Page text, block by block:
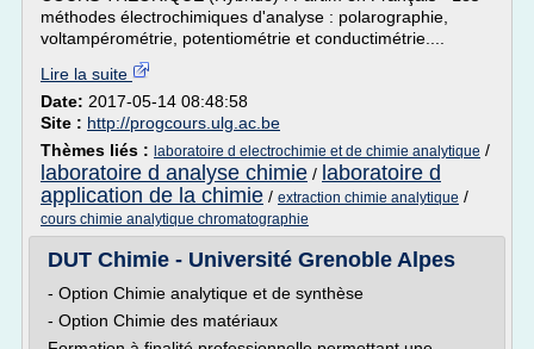
méthodes électrochimiques d'analyse : polarographie,
voltampérométrie, potentiométrie et conductimétrie....
Lire la suite
Date: 2017-05-14 08:48:58
Site : http://progcours.ulg.ac.be
Thèmes liés : laboratoire d electrochimie et de chimie analytique /
laboratoire d analyse chimie / laboratoire d
application de la chimie / extraction chimie analytique /
cours chimie analytique chromatographie
DUT Chimie - Université Grenoble Alpes
- Option Chimie analytique et de synthèse
- Option Chimie des matériaux